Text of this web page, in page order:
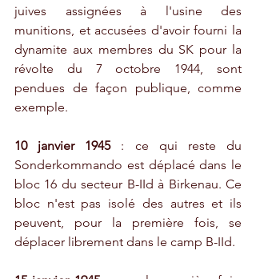
juives assignées à l'usine des
munitions, et accusées d'avoir fourni la
dynamite aux membres du SK pour la
révolte du 7 octobre 1944, sont
pendues de façon publique, comme
exemple.
10 janvier 1945 : ce qui reste du
Sonderkommando est déplacé dans le
bloc 16 du secteur B-IId à Birkenau. Ce
bloc n'est pas isolé des autres et ils
peuvent, pour la première fois, se
déplacer librement dans le camp B-IId.